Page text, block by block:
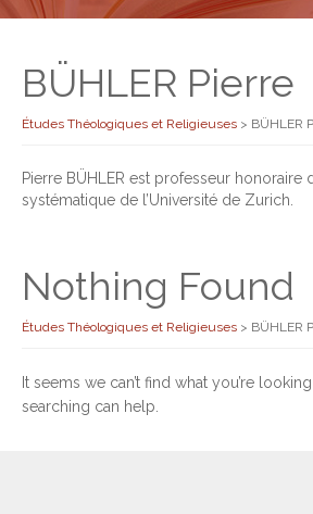
BÜHLER Pierre
Études Théologiques et Religieuses > BÜHLER
Pierre BÜHLER est professeur honoraire
systématique de l’Université de Zurich.
Nothing Found
Études Théologiques et Religieuses > BÜHLER
It seems we can’t find what you’re
searching can help.